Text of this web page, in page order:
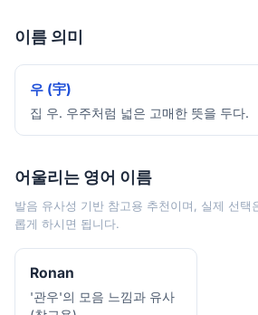
이름 의미
우 (宇)
집 우. 우주처럼 넓은 고매한 뜻을 두다.
어울리는 영어 이름
발음 유사성 기반 참고용 추천이며, 실제 선택
롭게 하시면 됩니다.
Ronan
'관우'의 모음 느낌과 유사